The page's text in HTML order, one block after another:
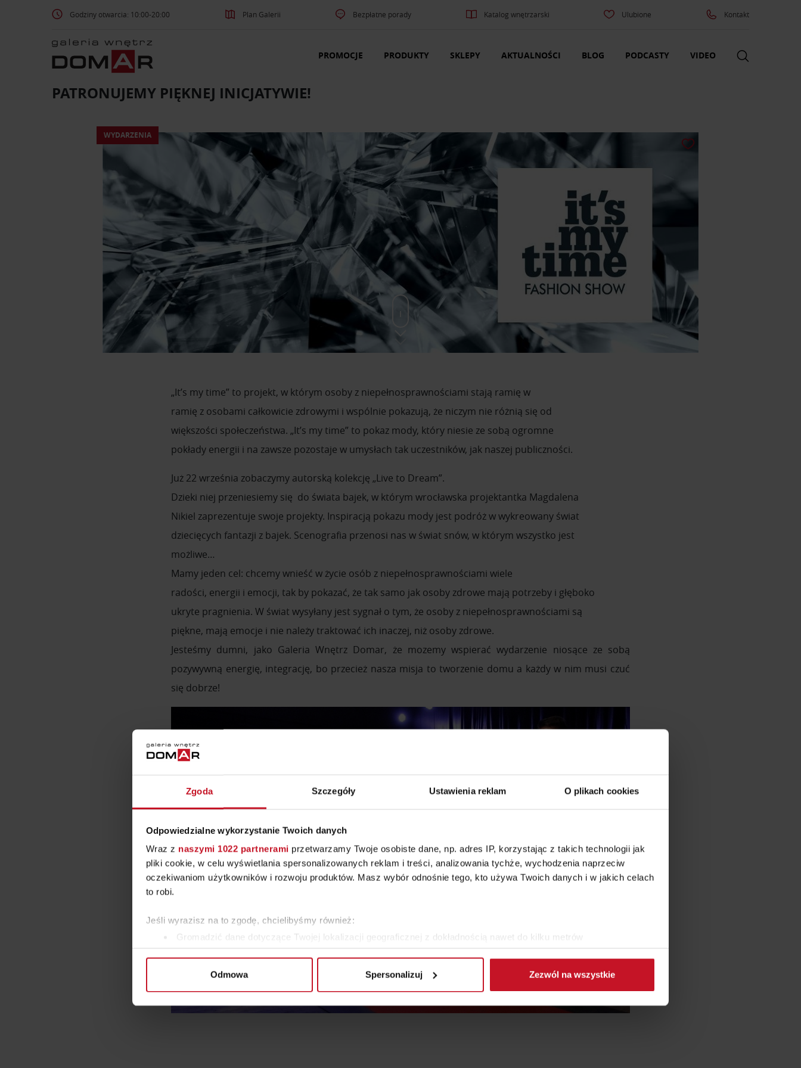
Zgoda Szczegóły Ustawienia reklam O plikach cookies
Odpowiedzialne wykorzystanie Twoich danych
Wraz z naszymi 1022 partnerami przetwarzamy Twoje osobiste dane, np. adres IP, korzystając z takich technologii jak
pliki cookie, w celu wyświetlania spersonalizowanych reklam i treści, analizowania tychże, wychodzenia naprzeciw
oczekiwaniom użytkowników i rozwoju produktów. Masz wybór odnośnie tego, kto używa Twoich danych i w jakich celach
to robi.
Jeśli wyrazisz na to zgodę, chcielibyśmy również:
Gromadzić dane dotyczące Twojej lokalizacji geograficznej z dokładnością nawet do kilku metrów
Identyfikować Twoje urządzenie, aktywnie analizując charakteryzującego je zbiory danych (fingerprinting, czyli
Dowiedz się więcej odnośnie tego, jak Twoje osobiste dane są przetwarzane oraz ustaw własne preferencje w
Odmowa Spersonalizuj Zezwól na wszystkie
Godziny otwarcia: 10:00-20:00 Plan Galerii Bezpłatne porady Katalog wnętrzarski Ulubione Kontakt
PROMOCJE PRODUKTY SKLEPY AKTUALNOŚCI BLOG PODCASTY VIDEO
PATRONUJEMY PIĘKNEJ INICJATYWIE!
WYDARZENIA
„It’s my time” to projekt, w którym osoby z niepełnosprawnościami stają ramię w
ramię z osobami całkowicie zdrowymi i wspólnie pokazują, że niczym nie różnią się od
większości społeczeństwa. „It’s my time” to pokaz mody, który niesie ze sobą ogromne
pokłady energii i na zawsze pozostaje w umysłach tak uczestników, jak naszej publiczności.
Już 22 września zobaczymy autorską kolekcję „Live to Dream”.
Dzieki niej przeniesiemy się do świata bajek, w którym wrocławska projektantka Magdalena
Nikiel zaprezentuje swoje projekty. Inspiracją pokazu mody jest podróż w wykreowany świat
dziecięcych fantazji z bajek. Scenografia przenosi nas w świat snów, w którym wszystko jest
możliwe…
Mamy jeden cel: chcemy wnieść w życie osób z niepełnosprawnościami wiele
radości, energii i emocji, tak by pokazać, że tak samo jak osoby zdrowe mają potrzeby i głęboko
ukryte pragnienia. W świat wysyłany jest sygnał o tym, że osoby z niepełnosprawnościami są
piękne, mają emocje i nie należy traktować ich inaczej, niż osoby zdrowe.
Jesteśmy dumni, jako Galeria Wnętrz Domar, że mozemy wspierać wydarzenie niosące ze sobą
pozywywną energię, integrację, bo przecież nasza misja to tworzenie domu a każdy w nim musi czuć
się dobrze!